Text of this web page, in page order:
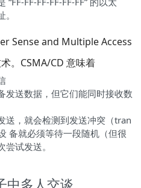
Sense and Multiple Access
。CSMA/CD 意味着
发送数据，但它们能同时接收数
送，就会检测到发送冲突（tran
备就必须等待一段随机（但很
试发送。
中多人交谈